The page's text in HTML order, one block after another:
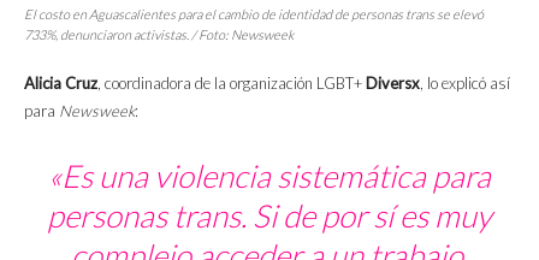
El costo en Aguascalientes para el cambio de identidad de personas trans se elevó
733%, denunciaron activistas. / Foto: Newsweek
Alicia Cruz, coordinadora de la organización LGBT+ Diversx, lo explicó así
para Newsweek:
«Es una violencia sistemática para
personas trans. Si de por sí es muy